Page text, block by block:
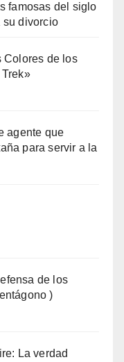
famosas del siglo
su divorcio
Colores de los
agente que
para servir a la
de los
)
La verdad